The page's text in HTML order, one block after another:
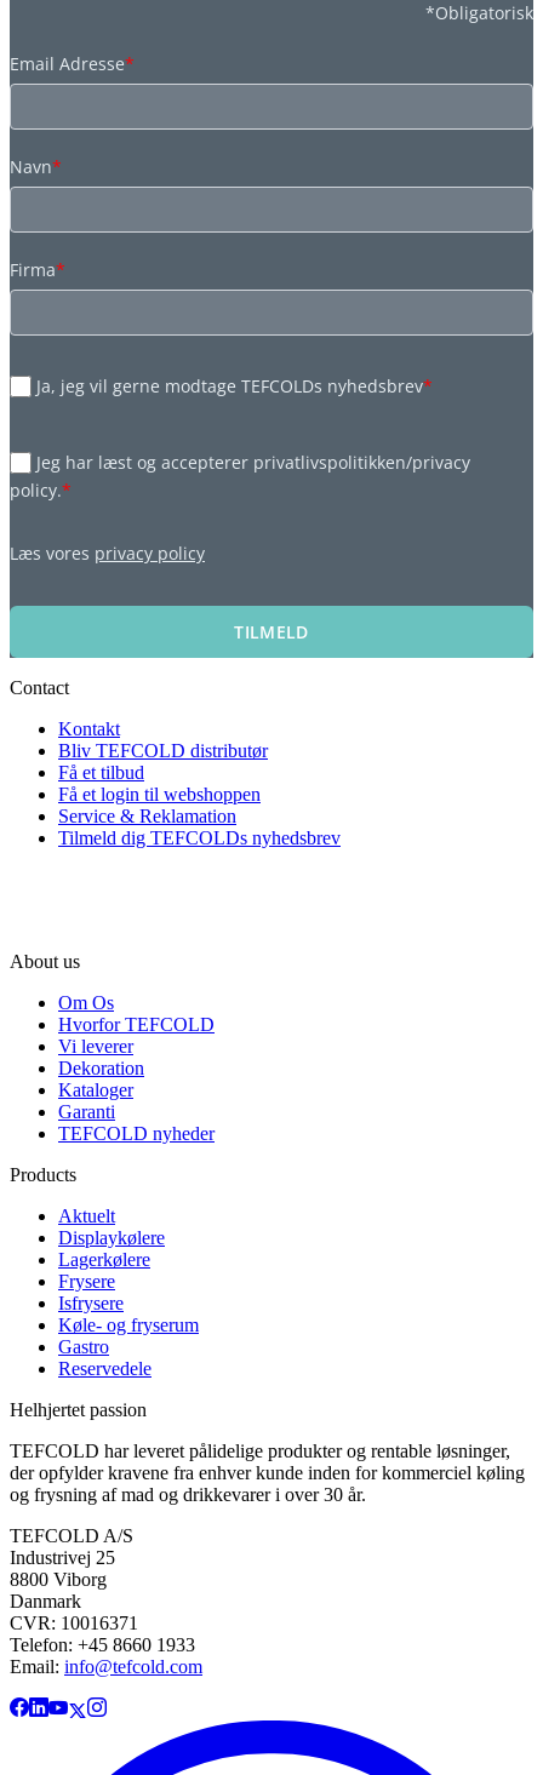
*Obligatorisk
Email Adresse*
Navn*
Firma*
Ja, jeg vil gerne modtage TEFCOLDs nyhedsbrev*
Jeg har læst og accepterer privatlivspolitikken/privacy
policy.*
Læs vores privacy policy
TILMELD
Contact
Kontakt
Bliv TEFCOLD distributør
Få et tilbud
Få et login til webshoppen
Service & Reklamation
Tilmeld dig TEFCOLDs nyhedsbrev
About us
Om Os
Hvorfor TEFCOLD
Vi leverer
Dekoration
Kataloger
Garanti
TEFCOLD nyheder
Products
Aktuelt
Displaykølere
Lagerkølere
Frysere
Isfrysere
Køle- og fryserum
Gastro
Reservedele
Helhjertet passion
TEFCOLD har leveret pålidelige produkter og rentable løsninger,
der opfylder kravene fra enhver kunde inden for kommerciel køling
og frysning af mad og drikkevarer i over 30 år.
TEFCOLD A/S
Industrivej 25
8800 Viborg
Danmark
CVR: 10016371
Telefon: +45 8660 1933
Email: info@tefcold.com